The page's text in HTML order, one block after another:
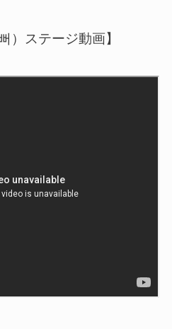
）ステージ動画】